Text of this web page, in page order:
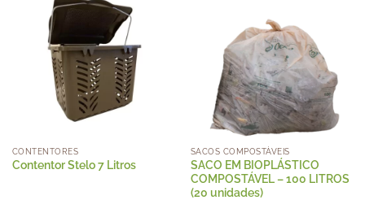
CONTENTORES
Contentor Stelo 7 Litros
SACOS COMPOSTÁVEIS
SACO EM BIOPLÁSTICO
COMPOSTÁVEL – 100 LITROS
(20 unidades)